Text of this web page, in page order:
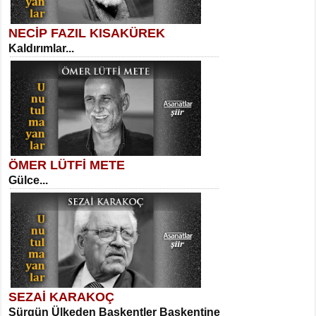
SELAHATTİN YILDIZ
İnsanın Zindanı...
MEHMET TAŞTAN
Vagon’da Bir Şairle...
Sibel Orhan
İki Kırık Boşluk...
Meral Yağmur
Eski Bir Şiir...
NECİP FAZIL KISAKÜREK
Kaldırımlar...
ÖMER LÜTFİ METE
Gülce...
SEZAİ KARAKOÇ
Sürgün Ülkeden Başkentler Başkentine